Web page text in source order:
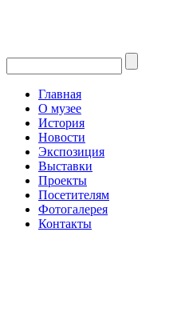
Главная
О музее
История
Новости
Экспозиция
Выставки
Проекты
Посетителям
Фотогалерея
Контакты